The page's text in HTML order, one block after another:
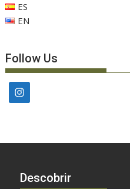
ES
EN
Follow Us
Descobrir